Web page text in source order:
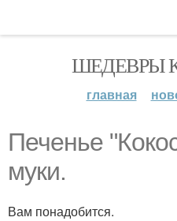
ШЕДЕВРЫ
главная
Печенье
муки.
Вам понадобится.